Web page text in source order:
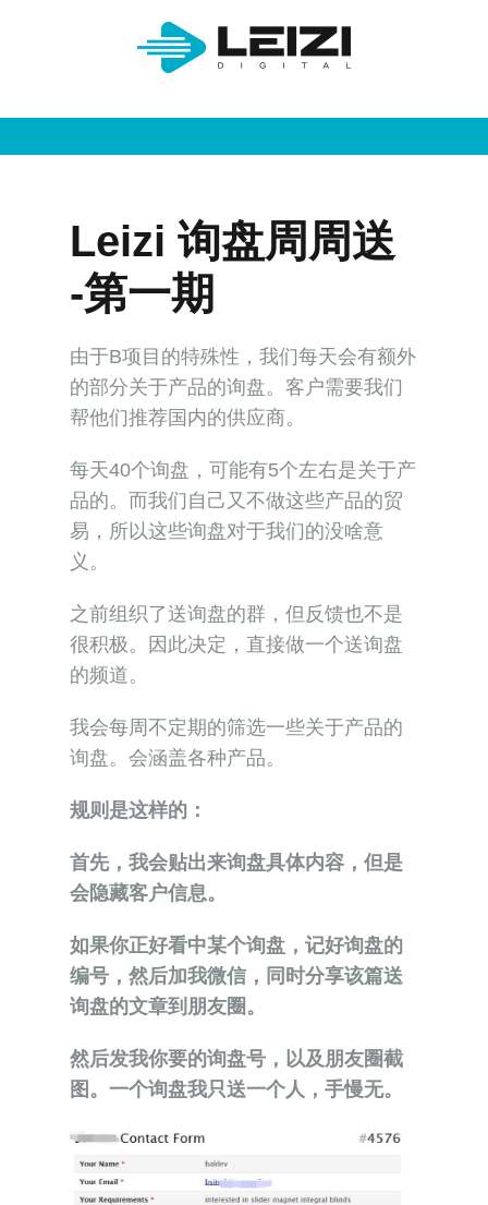
Leizi 询盘周周送
-第一期
由于B项目的特殊性，我们每天会有额外
的部分关于产品的询盘。客户需要我们
帮他们推荐国内的供应商。
每天40个询盘，可能有5个左右是关于产
品的。而我们自己又不做这些产品的贸
易，所以这些询盘对于我们的没啥意
义。
之前组织了送询盘的群，但反馈也不是
很积极。因此决定，直接做一个送询盘
的频道。
我会每周不定期的筛选一些关于产品的
询盘。会涵盖各种产品。
规则是这样的：
首先，我会贴出来询盘具体内容，但是
会隐藏客户信息。
如果你正好看中某个询盘，记好询盘的
编号，然后加我微信，同时分享该篇送
询盘的文章到朋友圈。
然后发我你要的询盘号，以及朋友圈截
图。一个询盘我只送一个人，手慢无。